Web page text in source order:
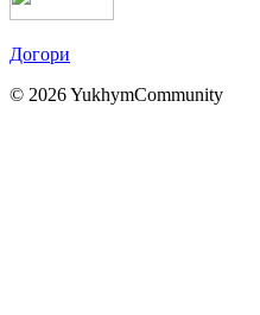
Догори
© 2026 YukhymCommunity